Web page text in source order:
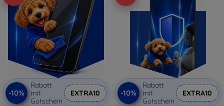
-10%
Rabatt
mit
Gutschein
EXTRA10 -10%
Rabatt
mit
Gutschein
EXTRA10